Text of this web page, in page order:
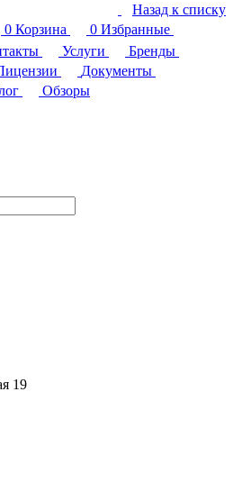
Назад к списку
0 Корзина 0 Избранные
Услуги
Бренды
Документы
Обзоры
19